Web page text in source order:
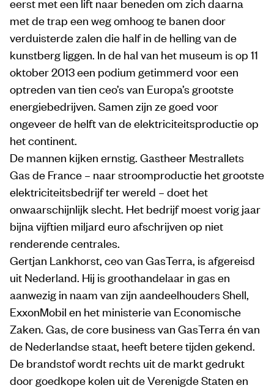
met de trap een weg omhoog te banen door
verduisterde zalen die half in de helling van de
kunstberg liggen. In de hal van het museum is op 11
oktober 2013 een podium getimmerd voor een
optreden van tien ceo’s van Europa’s grootste
energiebedrijven. Samen zijn ze goed voor
ongeveer de helft van de elektriciteitsproductie op
het continent.
De mannen kijken ernstig. Gastheer Mestrallets
Gas de France – naar stroomproductie het grootste
elektriciteitsbedrijf ter wereld – doet het
onwaarschijnlijk slecht. Het bedrijf moest vorig jaar
bijna vijftien miljard euro afschrijven op niet
renderende centrales.
Gertjan Lankhorst, ceo van GasTerra, is afgereisd
uit Nederland. Hij is groothandelaar in gas en
aanwezig in naam van zijn aandeelhouders Shell,
ExxonMobil en het ministerie van Economische
Zaken. Gas, de core business van GasTerra én van
de Nederlandse staat, heeft betere tijden gekend.
De brandstof wordt rechts uit de markt gedrukt
door goedkope kolen uit de Verenigde Staten en